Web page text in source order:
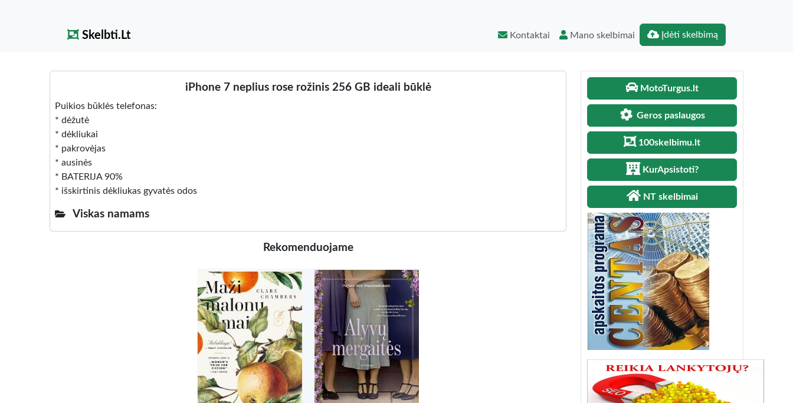
Skelbti.Lt Kontaktai Mano skelbimai Įdėti skelbimą
iPhone 7 neplius rose rožinis 256 GB ideali būklė
Puikios būklės telefonas:
* dėžutė
* dėkliukai
* pakrovėjas
* ausinės
* BATERIJA 90%
* išskirtinis dėkliukas gyvatės odos
Viskas namams
Rekomenduojame
MotoTurgus.lt
Geros paslaugos
100skelbimu.lt
KurApsistoti?
NT skelbimai